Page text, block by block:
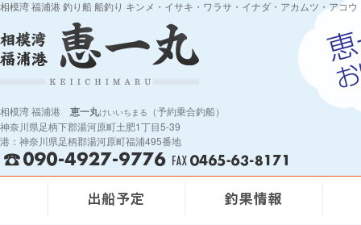
相模湾 福浦港 釣り船 船釣り キンメ・イサキ・ワラサ・イナダ・アカムツ・アコ
相模湾 福浦港 恵一丸けいいちまる
（予約乗合釣船）
神奈川県足柄下郡湯河原町土肥1丁目5-39
港：神奈川県足柄郡湯河原町福浦495番地